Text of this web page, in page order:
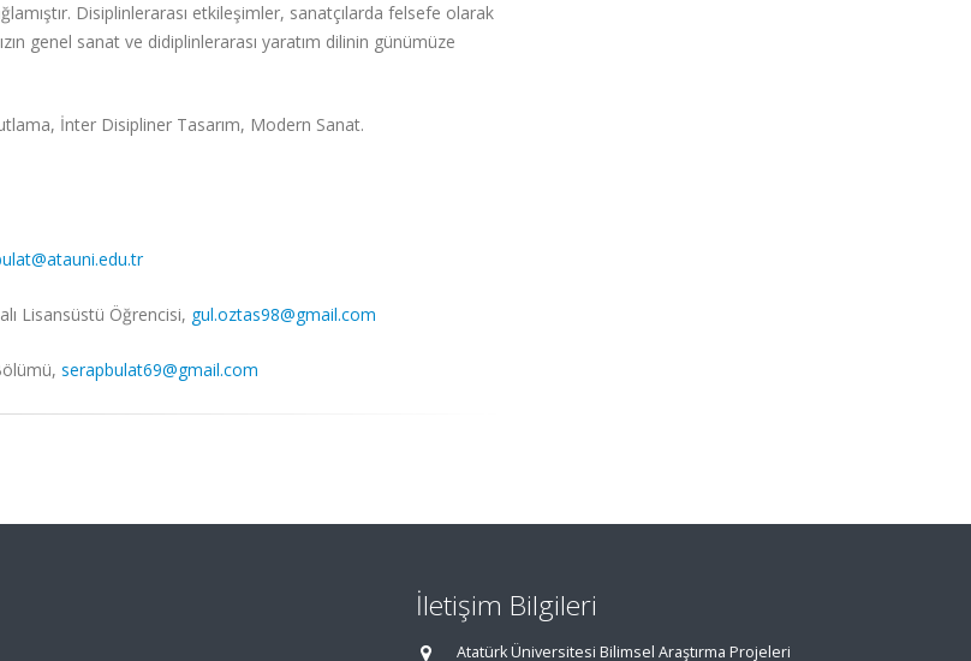
Disiplinlerarası etkileşimler, sanatçılarda felsefe olarak
genel sanat ve didiplinlerarası yaratım dilinin günümüze
İnter Disipliner Tasarım, Modern Sanat.
Lisansüstü Öğrencisi, gul.oztas98@gmail.com
serapbulat69@gmail.com
İletişim Bilgileri
Atatürk Üniversitesi Bilimsel Araştırma Projeleri